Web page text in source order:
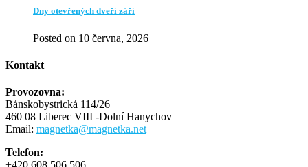
Dny otevřených dveří září
Posted on 10 června, 2026
Kontakt
Provozovna:
Bánskobystrická 114/26
460 08 Liberec VIII -Dolní Hanychov
Email: magnetka@magnetka.net
Telefon: